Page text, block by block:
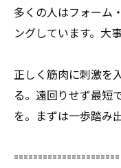
多くの人はフォーム
ングしています。大
正しく筋肉に刺激を
る。遠回りせず最短
を。まずは一歩踏み
======================